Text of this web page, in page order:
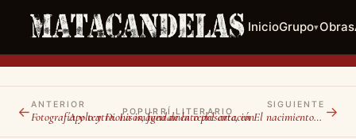
InicioGrupo▾Obras
←ANTERIOR
Fotografía y teatro. La imagen de la representación
POPURRÍ LITERARIO
SIGUIENTE
Apolo y Dionisos, fundamento del arte, en El nacimiento de la tragedia de Friedrich Nietzsche →